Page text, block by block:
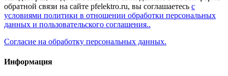
обратной связи на сайте pfelektro.ru, вы соглашаетесь с
условиями политики в отношении обработки персональных
данных и пользовательского соглашения..
Согласие на обработку персональных данных.
Информация